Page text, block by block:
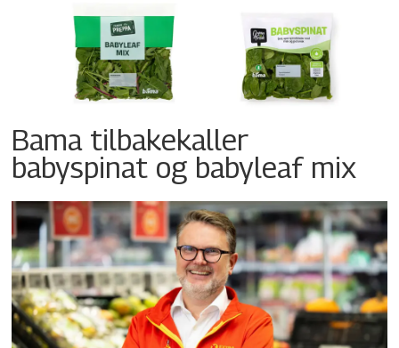
Bama tilbakekaller
babyspinat og babyleaf mix